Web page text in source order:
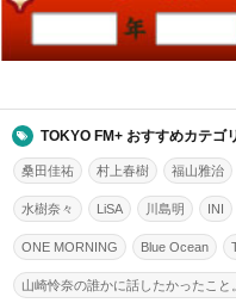
TOKYO FM+ おすすめカテゴ
桑田佳祐 村上春樹 福山雅治
水樹奈々 LiSA 川島明 INI
ONE MORNING Blue Ocean
山崎怜奈の誰かに話したかったこと